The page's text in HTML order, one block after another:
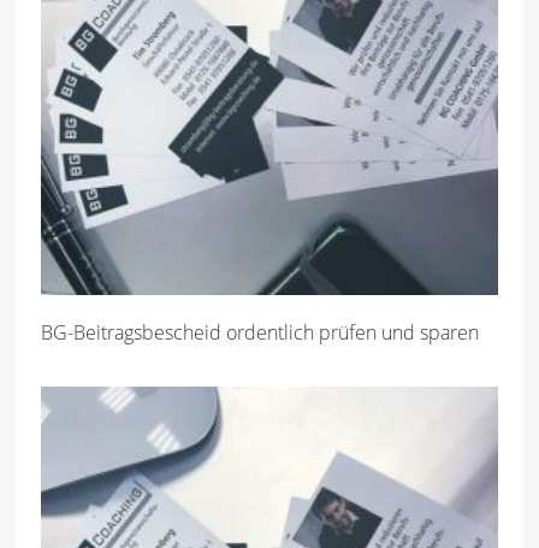
BG-Beitragsbescheid ordentlich prüfen und sparen